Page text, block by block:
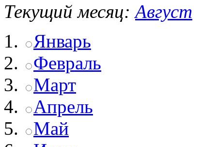
Текущий месяц: Август
Январь
Февраль
Март
Апрель
Май